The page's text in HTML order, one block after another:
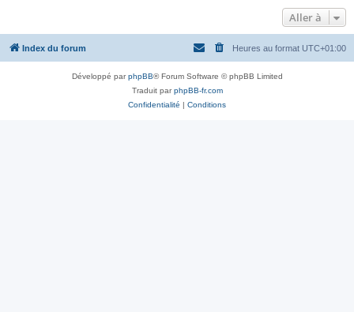
Aller à
Index du forum Heures au format UTC+01:00
Développé parphpBB® Forum Software © phpBB Limited
Traduit parphpBB-fr.com
Confidentialité | Conditions